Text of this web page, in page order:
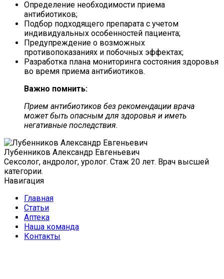
Определение необходимости приема
антибиотиков;
Подбор подходящего препарата с учетом
индивидуальных особенностей пациента;
Предупреждение о возможных
противопоказаниях и побочных эффектах;
Разработка плана мониторинга состояния здоровья
во время приема антибиотиков.
Важно помнить:
Прием антибиотиков без рекомендации врача
может быть опасным для здоровья и иметь
негативные последствия.
Лубенников Александр Евгеньевич
Сексолог, андролог, уролог. Стаж 20 лет. Врач высшей
категории.
Навигация
Главная
Статьи
Аптека
Наша команда
Контакты